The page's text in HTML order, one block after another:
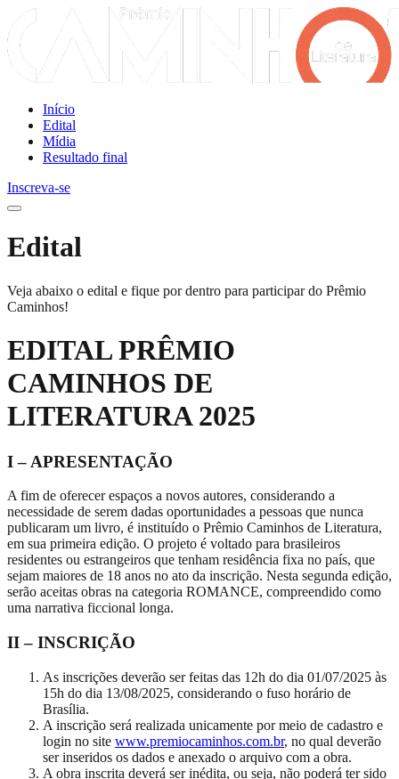
Início
Edital
Mídia
Resultado final
Inscreva-se
Edital
Veja abaixo o edital e fique por dentro para participar do Prêmio
Caminhos!
EDITAL PRÊMIO
CAMINHOS DE
LITERATURA 2025
I – APRESENTAÇÃO
A fim de oferecer espaços a novos autores, considerando a
necessidade de serem dadas oportunidades a pessoas que nunca
publicaram um livro, é instituído o Prêmio Caminhos de Literatura,
em sua primeira edição. O projeto é voltado para brasileiros
residentes ou estrangeiros que tenham residência fixa no país, que
sejam maiores de 18 anos no ato da inscrição. Nesta segunda edição,
serão aceitas obras na categoria ROMANCE, compreendido como
uma narrativa ficcional longa.
II – INSCRIÇÃO
As inscrições deverão ser feitas das 12h do dia 01/07/2025 às
15h do dia 13/08/2025, considerando o fuso horário de
Brasília.
A inscrição será realizada unicamente por meio de cadastro e
login no site www.premiocaminhos.com.br, no qual deverão
ser inseridos os dados e anexado o arquivo com a obra.
A obra inscrita deverá ser inédita, ou seja, não poderá ter sido